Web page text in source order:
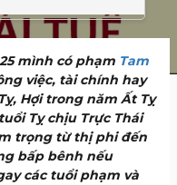
mình có phạm Tam
việc, tài chính hay
Hợi trong năm Ất Tỵ
Tỵ chịu Trực Thái
trọng từ thị phi đến
bấp bênh nếu
các tuổi phạm và